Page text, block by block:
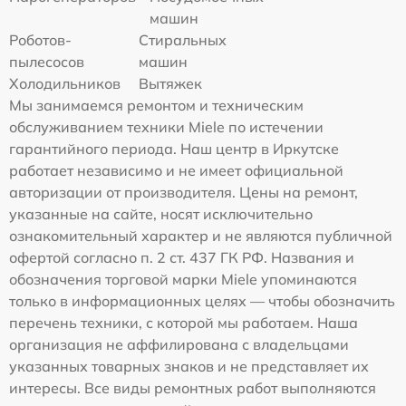
машин
Роботов-
пылесосов
Стиральных
машин
Холодильников
Вытяжек
Мы занимаемся ремонтом и техническим
обслуживанием техники Miele по истечении
гарантийного периода. Наш центр в Иркутске
работает независимо и не имеет официальной
авторизации от производителя. Цены на ремонт,
указанные на сайте, носят исключительно
ознакомительный характер и не являются публичной
офертой согласно п. 2 ст. 437 ГК РФ. Названия и
обозначения торговой марки Miele упоминаются
только в информационных целях — чтобы обозначить
перечень техники, с которой мы работаем. Наша
организация не аффилирована с владельцами
указанных товарных знаков и не представляет их
интересы. Все виды ремонтных работ выполняются